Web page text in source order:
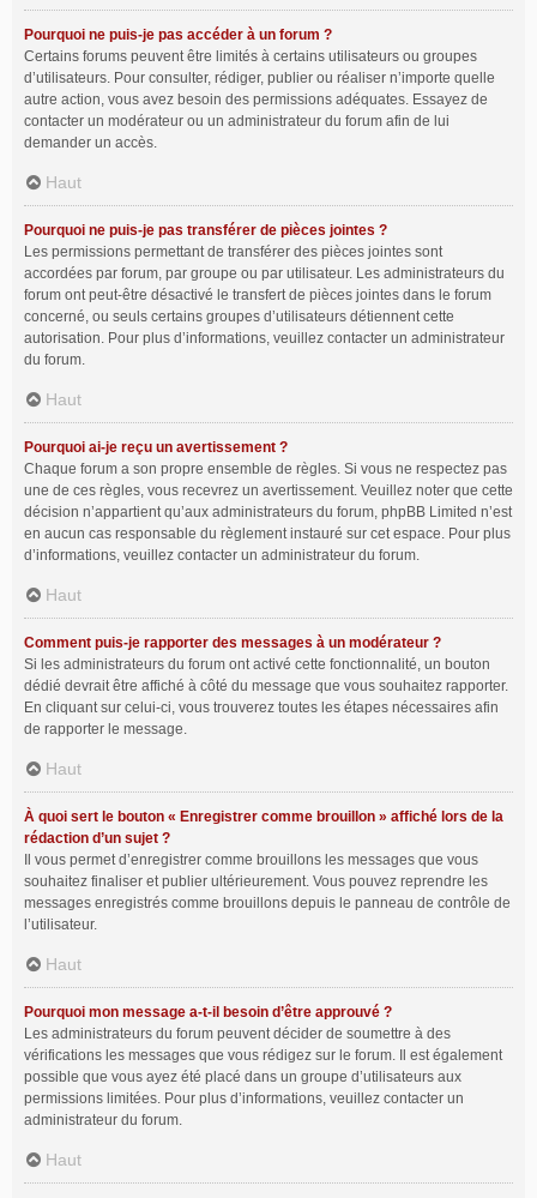
Pourquoi ne puis-je pas accéder à un forum ?
Certains forums peuvent être limités à certains utilisateurs ou groupes
d’utilisateurs. Pour consulter, rédiger, publier ou réaliser n’importe quelle
autre action, vous avez besoin des permissions adéquates. Essayez de
contacter un modérateur ou un administrateur du forum afin de lui
demander un accès.
Haut
Pourquoi ne puis-je pas transférer de pièces jointes ?
Les permissions permettant de transférer des pièces jointes sont
accordées par forum, par groupe ou par utilisateur. Les administrateurs du
forum ont peut-être désactivé le transfert de pièces jointes dans le forum
concerné, ou seuls certains groupes d’utilisateurs détiennent cette
autorisation. Pour plus d’informations, veuillez contacter un administrateur
du forum.
Haut
Pourquoi ai-je reçu un avertissement ?
Chaque forum a son propre ensemble de règles. Si vous ne respectez pas
une de ces règles, vous recevrez un avertissement. Veuillez noter que cette
décision n’appartient qu’aux administrateurs du forum, phpBB Limited n’est
en aucun cas responsable du règlement instauré sur cet espace. Pour plus
d’informations, veuillez contacter un administrateur du forum.
Haut
Comment puis-je rapporter des messages à un modérateur ?
Si les administrateurs du forum ont activé cette fonctionnalité, un bouton
dédié devrait être affiché à côté du message que vous souhaitez rapporter.
En cliquant sur celui-ci, vous trouverez toutes les étapes nécessaires afin
de rapporter le message.
Haut
À quoi sert le bouton « Enregistrer comme brouillon » affiché lors de la
rédaction d’un sujet ?
Il vous permet d’enregistrer comme brouillons les messages que vous
souhaitez finaliser et publier ultérieurement. Vous pouvez reprendre les
messages enregistrés comme brouillons depuis le panneau de contrôle de
l’utilisateur.
Haut
Pourquoi mon message a-t-il besoin d’être approuvé ?
Les administrateurs du forum peuvent décider de soumettre à des
vérifications les messages que vous rédigez sur le forum. Il est également
possible que vous ayez été placé dans un groupe d’utilisateurs aux
permissions limitées. Pour plus d’informations, veuillez contacter un
administrateur du forum.
Haut